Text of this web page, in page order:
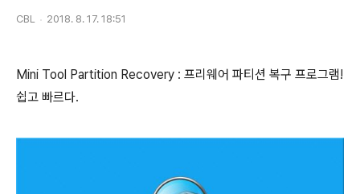
CBL 2018. 8. 17. 18:51
Mini Tool Partition Recovery : 프리웨어 파티션 복구 프로그램!
쉽고 빠르다.